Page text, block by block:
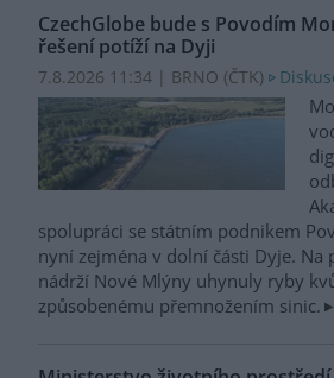
CzechGlobe bude s Povodím
řešení potíží na Dyji
7.8.2026 11:34 | BRNO (ČTK)
spolupráci se státním podnikem
nyní zejména v dolní části Dyje. Na
nádrží Nové Mlýny uhynuly ryby
způsobenému přemnožením sinic.